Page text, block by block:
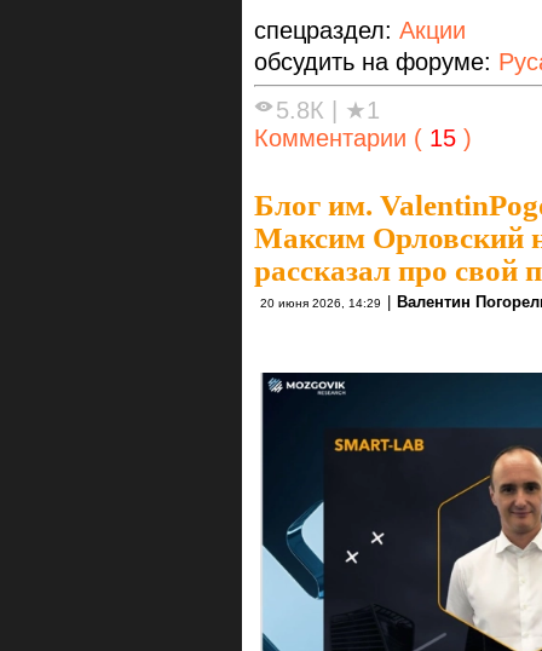
спецраздел: Акции
обсудить на форуме:
5.8К
★1
Комментарии ( 15 )
Блог им.
Максим Орловский
рассказал про свой
20 июня 2026, 14:29 Валентин